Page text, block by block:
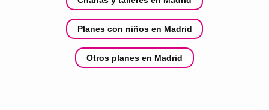
Planes con niños en Madrid
Otros planes en Madrid